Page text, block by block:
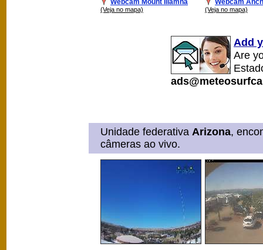
(Veja no mapa) (Veja no mapa)
Add
Are
Unidade federativa Arizona,
câmeras ao vivo.